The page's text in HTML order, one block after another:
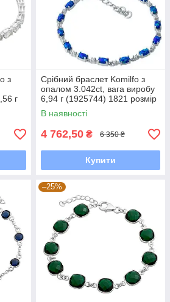
з
г
Срібний браслет Komilfo з
опалом 3.042ct, вага виробу
6,94 г (1925744) 1821 розмір
В наявності
4 762,50 ₴ 6 350 ₴
Купити
–25%